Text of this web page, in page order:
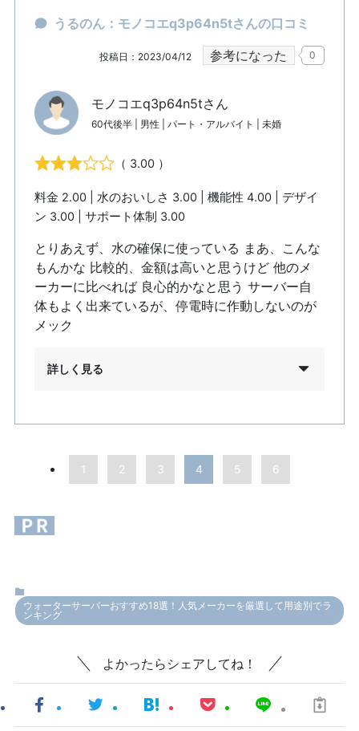
うるのん：モノコエq3p64n5tさんの口コミ
投稿日：2023/04/12 参考になった 0
モノコエq3p64n5tさん
60代後半 | 男性 | パート・アルバイト | 未婚
（ 3.00 ）
料金 2.00 | 水のおいしさ 3.00 | 機能性 4.00 | デザイ
ン 3.00 | サポート体制 3.00
とりあえず、水の確保に使っている まあ、こんな
もんかな 比較的、金額は高いと思うけど 他のメ
ーカーに比べれば 良心的かなと思う サーバー自
体もよく出来ているが、停電時に作動しないのが
メック
詳しく見る
1 2 3 4 5 6
ウォーターサーバーおすすめ18選！人気メーカーを厳選して用途別でラ
ンキング
よかったらシェアしてね！